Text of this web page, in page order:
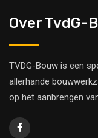
Over TvdG-
TVDG-Bouw is een
allerhande
op het aanbrengen